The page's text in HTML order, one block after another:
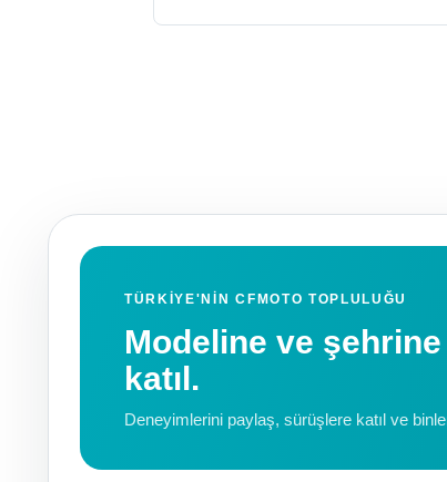
TÜRKIYE'NIN CFMOTO TOPLULUĞU
Modeline ve
katıl.
Deneyimlerini paylaş, sürüşlere katıl ve